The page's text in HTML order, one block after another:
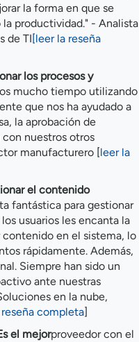
la forma en que se
productividad." - Analista
de TI[leer la reseña
los procesos y
mucho tiempo utilizando
que nos ha ayudado a
la aprobación de
nuestros otros
manufacturero [leer la
el contenido
fantástica para gestionar
usuarios les encanta la
en el sistema, lo
rápidamente. Además,
Siempre han sido un
ante nuestras
en la nube,
completa]
el mejorproveedor con el